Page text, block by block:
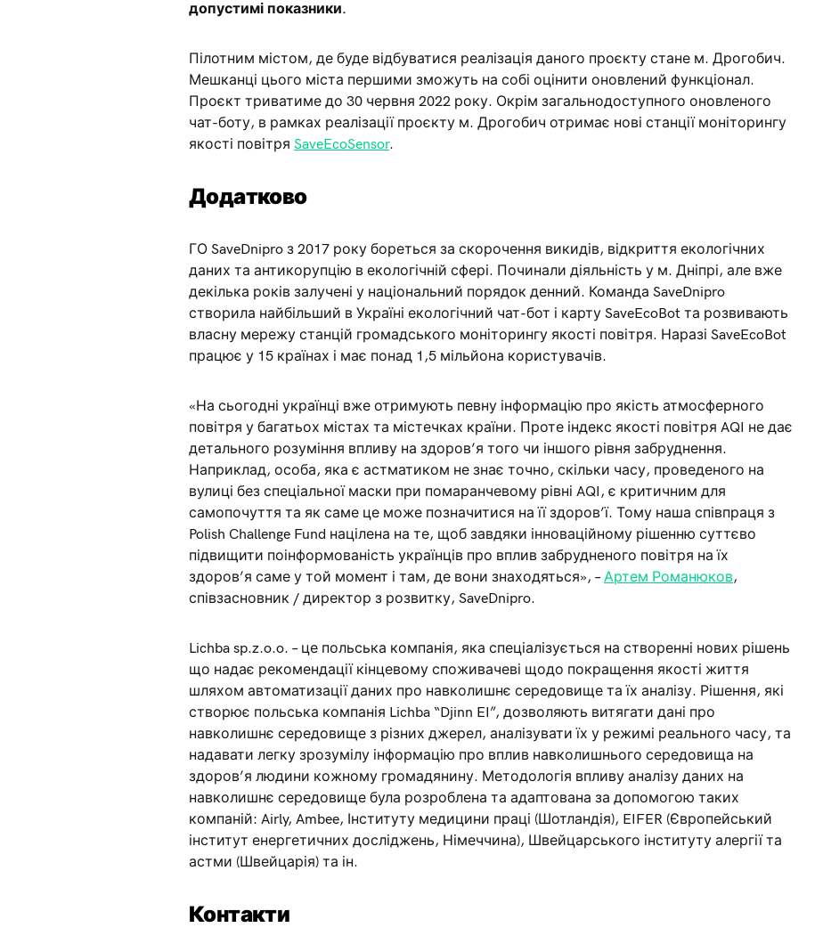
допустимі показники.
Пілотним містом, де буде відбуватися реалізація даного проєкту стане м. Дрогобич.
Мешканці цього міста першими зможуть на собі оцінити оновлений функціонал.
Проєкт триватиме до 30 червня 2022 року. Окрім загальнодоступного оновленого
чат-боту, в рамках реалізації проєкту м. Дрогобич отримає нові станції моніторингу
якості повітря SaveEcoSensor.
Додатково
ГО SaveDnipro з 2017 року бореться за скорочення викидів, відкриття екологічних
даних та антикорупцію в екологічній сфері. Починали діяльність у м. Дніпрі, але вже
декілька років залучені у національний порядок денний. Команда SaveDnipro
створила найбільший в Україні екологічний чат-бот і карту SaveEcoBot та розвивають
власну мережу станцій громадського моніторингу якості повітря. Наразі SaveEcoBot
працює у 15 країнах і має понад 1,5 мільйона користувачів.
«На сьогодні українці вже отримують певну інформацію про якість атмосферного
повітря у багатьох містах та містечках країни. Проте індекс якості повітря AQI не дає
детального розуміння впливу на здоров’я того чи іншого рівня забруднення.
Наприклад, особа, яка є астматиком не знає точно, скільки часу, проведеного на
вулиці без спеціальної маски при помаранчевому рівні AQI, є критичним для
самопочуття та як саме це може позначитися на її здоров’ї. Тому наша співпраця з
Polish Challenge Fund націлена на те, щоб завдяки інноваційному рішенню суттєво
підвищити поінформованість українців про вплив забрудненого повітря на їх
здоров’я саме у той момент і там, де вони знаходяться», – Артем Романюков,
співзасновник / директор з розвитку, SaveDnipro.
Lichba sp.z.o.o. – це польська компанія, яка спеціалізується на створенні нових рішень
що надає рекомендації кінцевому споживачеві щодо покращення якості життя
шляхом автоматизації даних про навколишнє середовище та їх аналізу. Рішення, які
створює польська компанія Lichba “Djinn EI”, дозволяють витягати дані про
навколишнє середовище з різних джерел, аналізувати їх у режимі реального часу, та
надавати легку зрозумілу інформацію про вплив навколишнього середовища на
здоров’я людини кожному громадянину. Методологія впливу аналізу даних на
навколишнє середовище була розроблена та адаптована за допомогою таких
компаній: Airly, Ambee, Інституту медицини праці (Шотландія), EIFER (Європейський
інститут енергетичних досліджень, Німеччина), Швейцарського інституту алергії та
астми (Швейцарія) та ін.
Контакти